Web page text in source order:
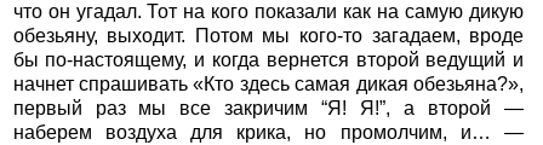
что он угадал. Тот на кого показали как на самую дикую
обезьяну, выходит. Потом мы кого-то загадаем, вроде
бы по-настоящему, и когда вернется второй ведущий и
начнет спрашивать «Кто здесь самая дикая обезьяна?»,
первый раз мы все закричим “Я! Я!”, а второй —
наберем воздуха для крика, но промолчим, и… —